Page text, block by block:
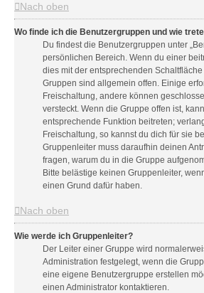
Nach oben
Wo finde ich die Benutzergruppen und wie
Du findest die Benutzergruppen unter
persönlichen Bereich. Wenn du einer
dies mit der entsprechenden
Gruppen sind allgemein offen. Einige
Freischaltung, andere können
versteckt. Wenn die Gruppe offen ist,
entsprechende Funktion beitreten;
Freischaltung, so kannst du dich für sie
Gruppenleiter muss daraufhin deinen
fragen, warum du in die Gruppe
Bitte belästige keinen Gruppenleiter,
einen Grund dafür haben.
Nach oben
Wie werde ich Gruppenleiter?
Der Leiter einer Gruppe wird
Administration festgelegt, wenn die
eine eigene Benutzergruppe erstellen
einen Administrator kontaktieren.